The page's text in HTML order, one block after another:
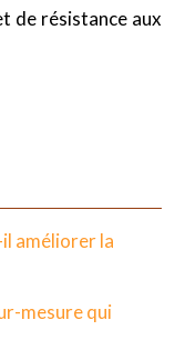
de résistance aux
améliorer la
mesure qui